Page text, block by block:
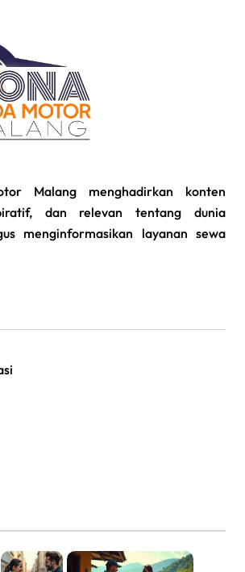
Malang menghadirkan konten
dan relevan tentang dunia
menginformasikan layanan sewa